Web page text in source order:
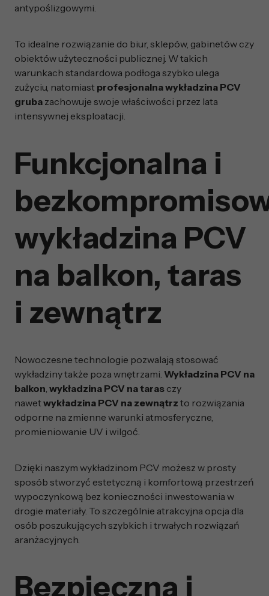
antypoślizgowymi.
To idealne rozwiązanie do biur, sklepów, gabinetów czy
obiektów użyteczności publicznej. W takich
warunkach standardowa podłoga szybko ulega
zużyciu, natomiast profesjonalna wykładzina PCV
gruba zachowuje swoje właściwości przez lata
intensywnej eksploatacji.
Funkcjonalna i
wykładzina PCV
na balkon, taras
i zewnątrz
Nowoczesne technologie pozwalają stosować
wykładziny także poza wnętrzami. Wykładzina PCV na
balkon wykładzina PCV na taras czy
nawet wykładzina PCV na zewnątrz to rozwiązania
odporne na zmienne warunki atmosferyczne,
promieniowanie UV i wilgoć.
Dzięki naszym wykładzinom PCV możesz w prosty
sposób stworzyć estetyczną i komfortową przestrzeń
wypoczynkową bez konieczności inwestowania w
drogie materiały. To szczególnie atrakcyjna opcja dla
osób poszukujących szybkich i trwałych rozwiązań
aranżacyjnych.
Bezpieczna i